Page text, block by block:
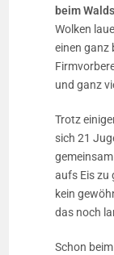
beim
Wolken
einen ganz
und ganz
Trotz
sich 21
aufs Eis zu
kein
das noch
Schon